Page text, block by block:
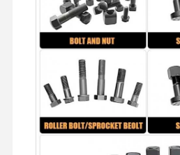
Schraubzahn-Schraubschrauber
Zähne-Block-Schraube
Schraube für Lastwagenräder
Bolzen und Nüsse
Bodenplatte-Bolzen